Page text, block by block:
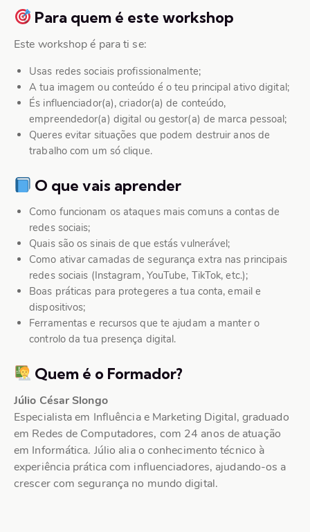
Para quem é este workshop
Este workshop é para ti se:
Usas redes sociais profissionalmente;
A tua imagem ou conteúdo é o teu principal ativo digital;
És influenciador(a), criador(a) de conteúdo,
empreendedor(a) digital ou gestor(a) de marca pessoal;
Queres evitar situações que podem destruir anos de
trabalho com um só clique.
O que vais aprender
Como funcionam os ataques mais comuns a contas de
redes sociais;
Quais são os sinais de que estás vulnerável;
Como ativar camadas de segurança extra nas principais
redes sociais (Instagram, YouTube, TikTok, etc.);
Boas práticas para protegeres a tua conta, email e
dispositivos;
Ferramentas e recursos que te ajudam a manter o
controlo da tua presença digital.
Quem é o Formador?
Júlio César Slongo
Especialista em Influência e Marketing Digital, graduado
em Redes de Computadores, com 24 anos de atuação
em Informática. Júlio alia o conhecimento técnico à
experiência prática com influenciadores, ajudando-os a
crescer com segurança no mundo digital.